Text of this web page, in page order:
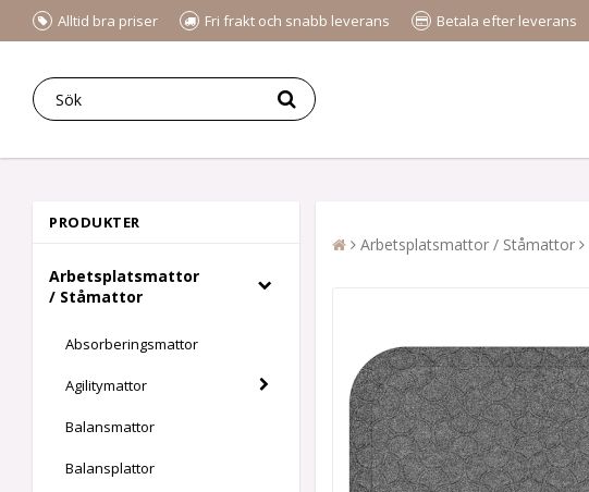
Alltid bra priser Fri frakt och snabb leverans Betala efter leverans
PRODUKTER
Arbetsplatsmattor
/ Ståmattor
Absorberingsmattor
Agilitymattor
Balansmattor
Balansplattor
Arbetsplatsmattor / Ståmattor